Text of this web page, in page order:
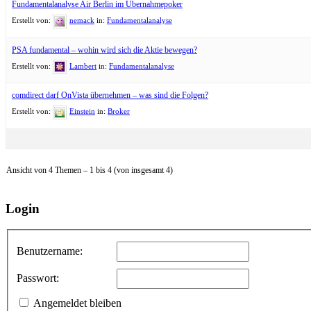
Fundamentalanalyse Air Berlin im Übernahmepoker
Erstellt von: nemack in: Fundamentalanalyse
PSA fundamental – wohin wird sich die Aktie bewegen?
Erstellt von: Lambert in: Fundamentalanalyse
comdirect darf OnVista übernehmen – was sind die Folgen?
Erstellt von: Einstein in: Broker
Ansicht von 4 Themen – 1 bis 4 (von insgesamt 4)
Login
Benutzername:
Passwort:
Angemeldet bleiben